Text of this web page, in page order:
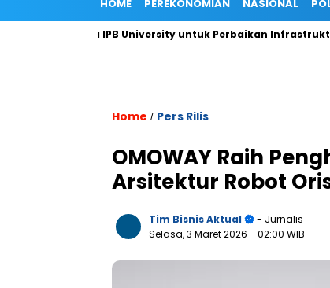
HOME PEREKONOMIAN NASIONAL
Kepada IPB University untuk Perbaikan Infrastruktur
Home / Pers Rilis
OMOWAY Raih
Arsitektur Robot
Tim Bisnis Aktual
- Jurnalis
Selasa, 3 Maret 2026 - 02:00 WIB